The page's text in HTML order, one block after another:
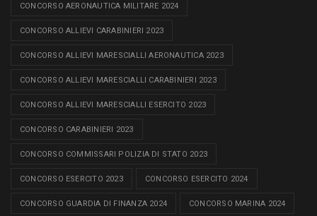
CONCORSO AERONAUTICA MILITARE 2024
CONCORSO ALLIEVI CARABINIERI 2023
CONCORSO ALLIEVI MARESCIALLI AERONAUTICA 2023
CONCORSO ALLIEVI MARESCIALLI CARABINIERI 2023
CONCORSO ALLIEVI MARESCIALLI ESERCITO 2023
CONCORSO CARABINIERI 2023
CONCORSO COMMISSARI POLIZIA DI STATO 2023
CONCORSO ESERCITO 2023 CONCORSO ESERCITO 2024
CONCORSO GUARDIA DI FINANZA 2024 CONCORSO MARINA 2024